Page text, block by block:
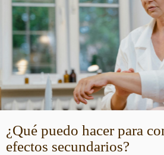
¿Qué puedo hacer para
efectos secundarios?